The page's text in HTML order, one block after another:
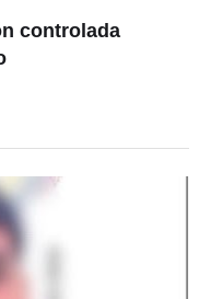
controlada